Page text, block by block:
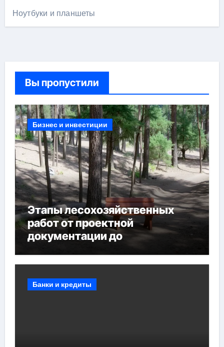
Ноутбуки и планшеты
Вы пропустили
Бизнес и инвестиции
Этапы лесохозяйственных
работ от проектной
документации до
мероприятий и обустройства
Банки и кредиты